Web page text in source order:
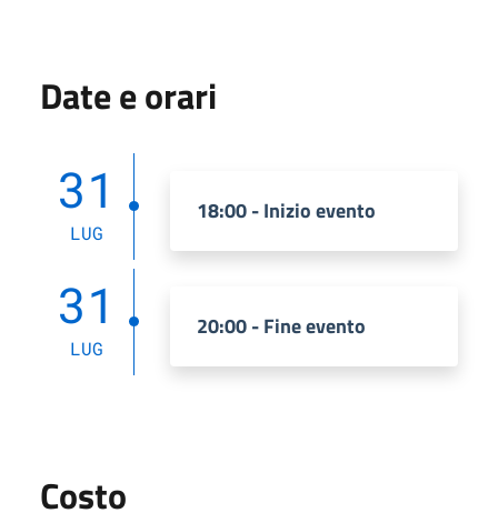
Date e orari
31
LUG
18:00 - Inizio evento
31
LUG
20:00 - Fine evento
Costo